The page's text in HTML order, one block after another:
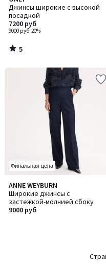
Джинсы широкие с высокой
посадкой
9000 руб-20%
7200 руб
/
5
5
/
Финальная цена
ANNE WEYBURN
Широкие джинсы с
застежкой-молнией сбоку
9000 руб